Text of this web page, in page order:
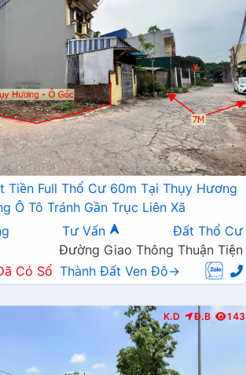
Tiền Full Thổ Cư 60m Tại Thụy Hương
Ô Tô Tránh Gần Trục Liên Xã
Tư Vấn
Đất Thổ Cư
Đường Giao Thông Thuận Tiện
Có Sổ Thành Đất Ven Đô→
K.D Đ.B 143